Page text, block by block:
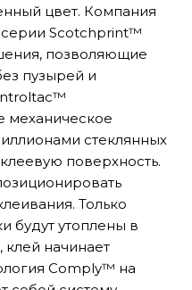
цвет. Компания
Scotchprint™
позволяющие
пузырей и
механическое
стеклянных
поверхность.
Только
будут утоплены в
начинает
Comply™ на